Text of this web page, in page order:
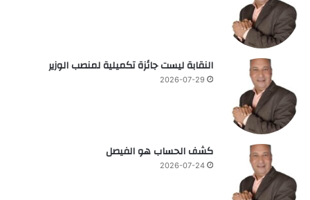
النقابة ليست جائزة تكميلية لمنصب الوزير
2026-07-29
كشف الحساب هو الفيصل
2026-07-24